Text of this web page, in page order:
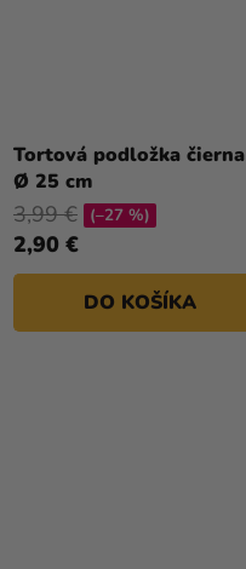
Tortová podložka čierna
Ø 25 cm
2,90 €
3,99 € (–27 %)
DO KOŠÍKA